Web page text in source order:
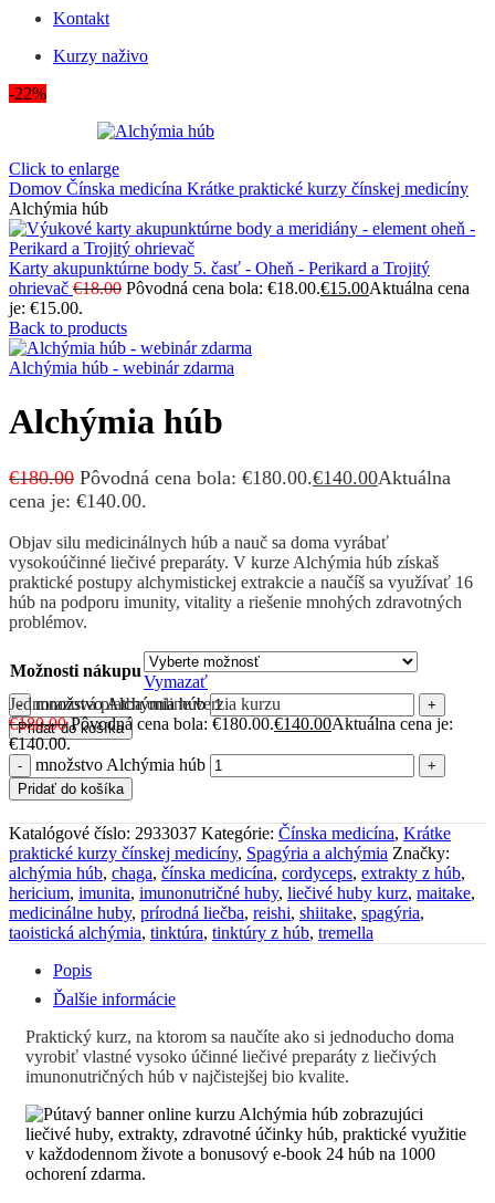
Kontakt
Kurzy naživo
-22%
Click to enlarge
Domov Čínska medicína Krátke praktické kurzy čínskej medicíny
Alchýmia húb
Karty akupunktúrne body 5. časť - Oheň - Perikard a Trojitý
ohrievač €18.00 Pôvodná cena bola: €18.00.€15.00Aktuálna cena
je: €15.00.
Back to products
Alchýmia húb - webinár zdarma
Alchýmia húb
€180.00 Pôvodná cena bola: €180.00.€140.00Aktuálna
cena je: €140.00.
Objav silu medicinálnych húb a nauč sa doma vyrábať
vysokoúčinné liečivé preparáty. V kurze Alchýmia húb získaš
praktické postupy alchymistickej extrakcie a naučíš sa využívať 16
húb na podporu imunity, vitality a riešenie mnohých zdravotných
problémov.
Možnosti nákupu
Vymazať
množstvo Alchýmia húb
Pridať do košíka
Jednorazová platba online verzia kurzu
€180.00 Pôvodná cena bola: €180.00.€140.00Aktuálna cena je:
€140.00.
množstvo Alchýmia húb
Pridať do košíka
Katalógové číslo: 2933037 Kategórie: Čínska medicína, Krátke
praktické kurzy čínskej medicíny, Spagýria a alchýmia Značky:
alchýmia húb, chaga, čínska medicína, cordyceps, extrakty z húb,
hericium, imunita, imunonutričné huby, liečivé huby kurz, maitake,
medicinálne huby, prírodná liečba, reishi, shiitake, spagýria,
taoistická alchýmia, tinktúra, tinktúry z húb, tremella
Popis
Ďalšie informácie
Praktický kurz, na ktorom sa naučíte ako si jednoducho doma
vyrobiť vlastné vysoko účinné liečivé preparáty z liečivých
imunonutričných húb v najčistejšej bio kvalite.